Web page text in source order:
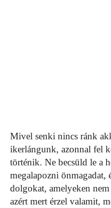
Mivel senki nincs ránk
ikerlángunk, azonnal fel
történik. Ne becsüld le a
megalapozni önmagadat,
dolgokat, amelyeken
azért mert érzel valamit,